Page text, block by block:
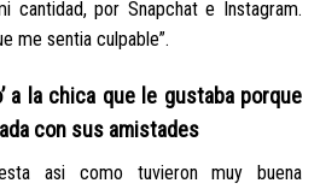
cantidad, por Snapchat e Instagram.
me sentia culpable”.
a la chica que le gustaba porque
con sus amistades
asi­ como tuvieron muy buena